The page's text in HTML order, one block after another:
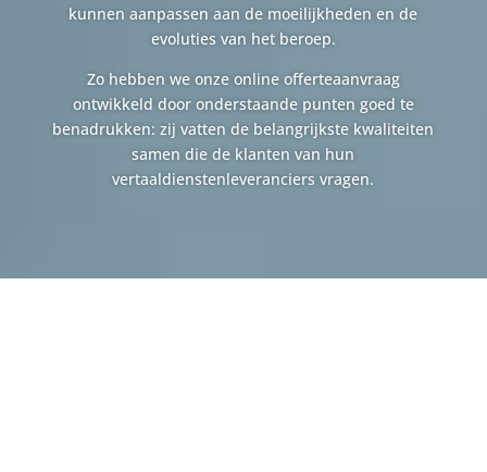
kunnen aanpassen aan de moeilijkheden en de
evoluties van het beroep.
Zo hebben we onze online offerteaanvraag
ontwikkeld door onderstaande punten goed te
benadrukken: zij vatten de belangrijkste kwaliteiten
samen die de klanten van hun
vertaaldienstenleveranciers vragen.